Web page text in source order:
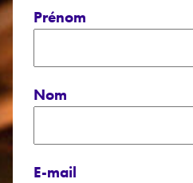
Prénom
Nom
E-mail